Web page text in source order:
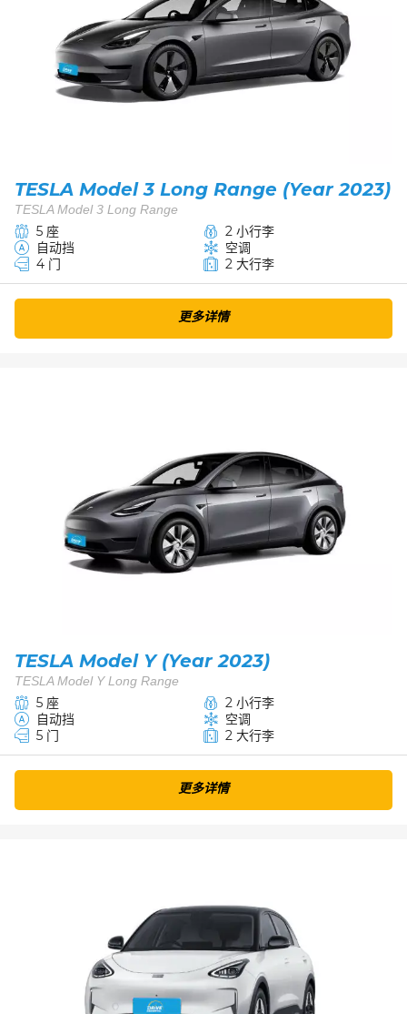
TESLA Model 3 Long Range (Year 2023)
TESLA Model 3 Long Range
5 座
2 小行李
自动挡
空调
4 门
2 大行李
更多详情
TESLA Model Y (Year 2023)
TESLA Model Y Long Range
5 座
2 小行李
自动挡
空调
5 门
2 大行李
更多详情